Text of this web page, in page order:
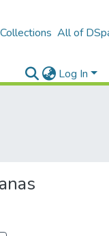
All of
Log In